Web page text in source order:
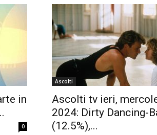
in
0
Ascolti
Ascolti tv ieri,
2024: Dirty Dancing-
(12.5%),...